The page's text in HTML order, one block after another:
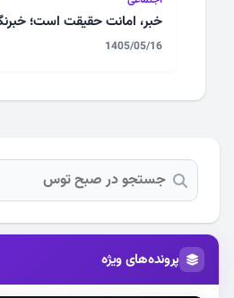
خبر، امانت حقیقت است؛
1405/05/16
پرونده‌های ویژه